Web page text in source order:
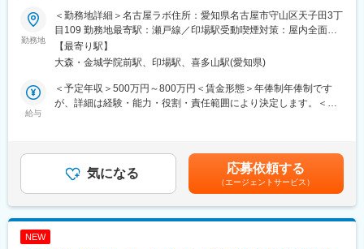
ル、スキルアップなどの幅広く学びを支援するためのGEヘルスケ
ア独自のオンラインラーニングを提供しています。さらにスター
トアップへの出向、病院経営事務局での実習などといった越境学
習などによるリーダーシップの開発にも力を入れています。
■福利厚生について：
会社が独自に提供する福利厚生として、レジャー、宿泊施設、フ
ィットネスクラブ等の割安利用が可能となる福利厚生サービス、
変更の範囲：会社の定める業務
■業務概要
当社は下肢閉塞性動脈疾患（LEAD）領域における次世代ステント
の研究・開発を推進しており、本ポジションでは製品実用化に直
結する技術開発全般を担当いただきます。設計・評価から生産プ
ロセス管理まで幅広い業務に参画し、事業化・グローバル展開に
貢献いただきます。
サンプル試作
・試験施設の選定、評価試験実施、データの文書化と管理
・治験準備や外部委託先との調整、必要に応じた設計・工程改良
勤務地
＜勤務地詳細＞名古屋ラボ住所：愛知県名古屋市守山区天子田3丁
目109 勤務地最寄駅：瀬戸線／印場駅受動喫煙対策：屋内全面禁
煙変更の範囲：会社の定める事業所（リモートワーク含む）
【最寄り駅】
大森・金城学院前駅、印場駅、喜多山駅(愛知県)
給与
＜予定年収＞500万円～800万円＜賃金形態＞年俸制年俸制です
が、詳細は経験・能力・役割・責任範囲により決定します。＜賃
金はあくまでも目安の金額であり、選考を通じて上下する可能性
があります。月給(月額)は固定手当を含めた表記です。
気になる 応募依頼する
（エージェントサービス）
NEW